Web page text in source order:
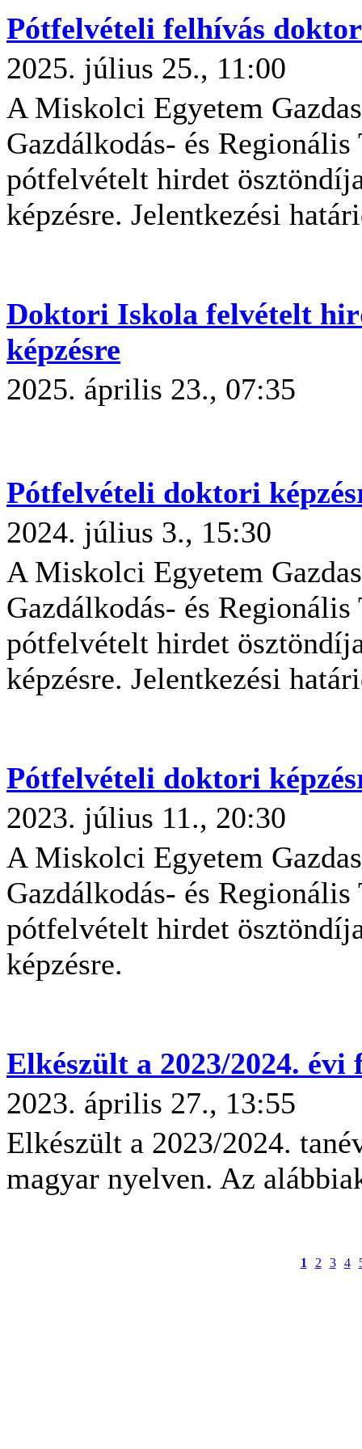
Pótfelvételi felhívás
2025. július 25., 11:00
A Miskolci Egyetem
Gazdálkodás- és
pótfelvételt hirdet
képzésre. Jelentkezési
Doktori Iskola felvételt
képzésre
2025. április 23., 07:35
Pótfelvételi doktori
2024. július 3., 15:30
A Miskolci Egyetem
Gazdálkodás- és
pótfelvételt hirdet
képzésre. Jelentkezési
Pótfelvételi doktori
2023. július 11., 20:30
A Miskolci Egyetem
Gazdálkodás- és
pótfelvételt hirdet
képzésre.
Elkészült a 2023/2024.
2023. április 27., 13:55
Elkészült a 2023/2024.
magyar nyelven. Az
1 2 3 4